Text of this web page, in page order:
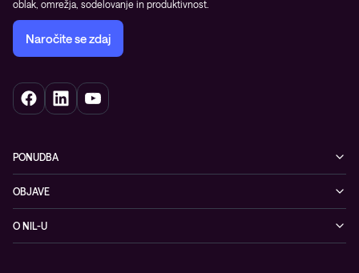
oblak, omrežja, sodelovanje in produktivnost.
Naročite se zdaj
PONUDBA
Omrežje
Hibridni oblak
OBJAVE
Blogi
O NIL-U